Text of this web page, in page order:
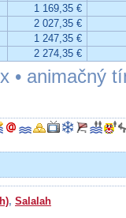
1 169,35 €
2 027,35 €
1 247,35 €
2 274,35 €
• animačný
, Salalah